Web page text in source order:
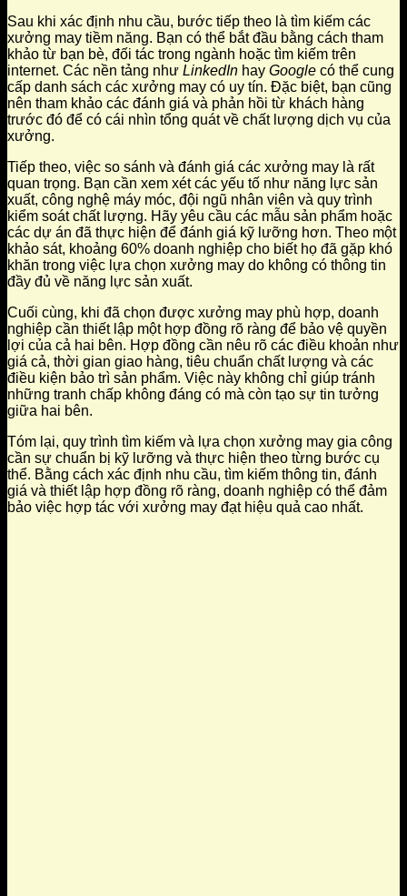
Sau khi xác định nhu cầu, bước tiếp theo là tìm kiếm các
xưởng may tiềm năng. Bạn có thể bắt đầu bằng cách tham
khảo từ bạn bè, đối tác trong ngành hoặc tìm kiếm trên
internet. Các nền tảng như LinkedIn hay Google có thể cung
cấp danh sách các xưởng may có uy tín. Đặc biệt, bạn cũng
nên tham khảo các đánh giá và phản hồi từ khách hàng
trước đó để có cái nhìn tổng quát về chất lượng dịch vụ của
xưởng.
Tiếp theo, việc so sánh và đánh giá các xưởng may là rất
quan trọng. Bạn cần xem xét các yếu tố như năng lực sản
xuất, công nghệ máy móc, đội ngũ nhân viên và quy trình
kiểm soát chất lượng. Hãy yêu cầu các mẫu sản phẩm hoặc
các dự án đã thực hiện để đánh giá kỹ lưỡng hơn. Theo một
khảo sát, khoảng 60% doanh nghiệp cho biết họ đã gặp khó
khăn trong việc lựa chọn xưởng may do không có thông tin
đầy đủ về năng lực sản xuất.
Cuối cùng, khi đã chọn được xưởng may phù hợp, doanh
nghiệp cần thiết lập một hợp đồng rõ ràng để bảo vệ quyền
lợi của cả hai bên. Hợp đồng cần nêu rõ các điều khoản như
giá cả, thời gian giao hàng, tiêu chuẩn chất lượng và các
điều kiện bảo trì sản phẩm. Việc này không chỉ giúp tránh
những tranh chấp không đáng có mà còn tạo sự tin tưởng
giữa hai bên.
Tóm lại, quy trình tìm kiếm và lựa chọn xưởng may gia công
cần sự chuẩn bị kỹ lưỡng và thực hiện theo từng bước cụ
thể. Bằng cách xác định nhu cầu, tìm kiếm thông tin, đánh
giá và thiết lập hợp đồng rõ ràng, doanh nghiệp có thể đảm
bảo việc hợp tác với xưởng may đạt hiệu quả cao nhất.